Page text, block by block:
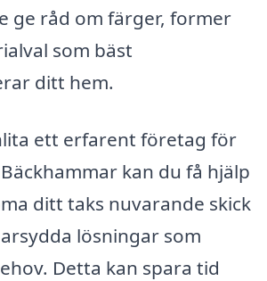
ge råd om färger, former
som bäst
ditt hem.
ett erfarent företag för
kan du få hjälp
ditt taks nuvarande skick
lösningar som
Detta kan spara tid